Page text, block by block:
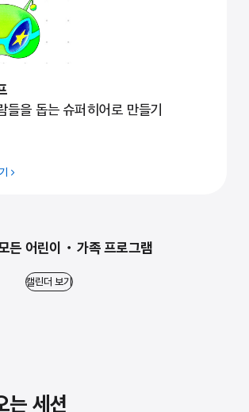
들을 돕는 슈퍼히어로 만들기
든 어린이・가족 프로그램
캘린더 보기
는 세션